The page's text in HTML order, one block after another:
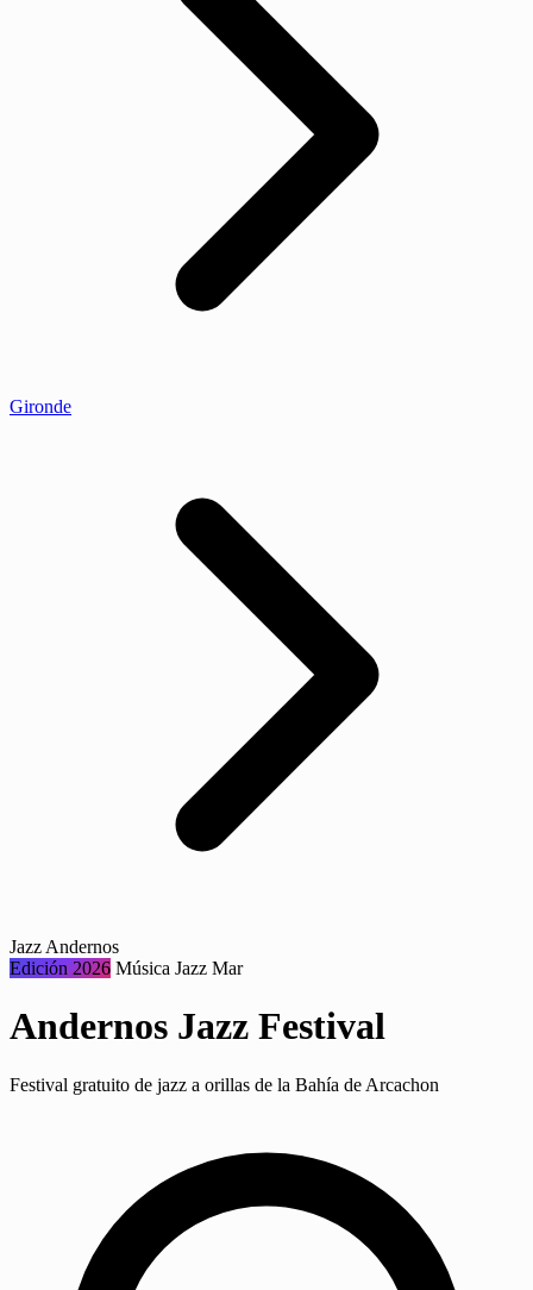
Gironde
Jazz Andernos
Edición 2026 Música Jazz Mar
Andernos Jazz Festival
Festival gratuito de jazz a orillas de la Bahía de Arcachon